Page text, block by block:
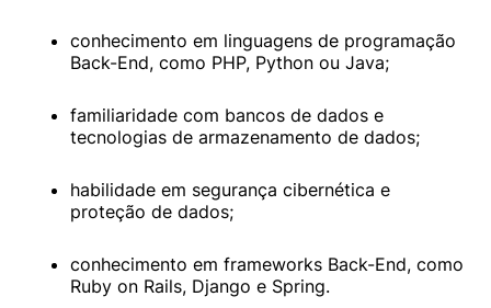
conhecimento em linguagens de programação
Back-End, como PHP, Python ou Java;
familiaridade com bancos de dados e
tecnologias de armazenamento de dados;
habilidade em segurança cibernética e
proteção de dados;
conhecimento em frameworks Back-End, como
Ruby on Rails, Django e Spring.